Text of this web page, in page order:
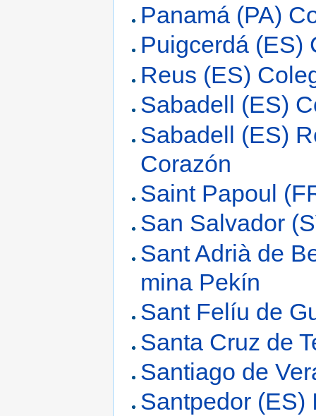
Panamá (PA)
Puigcerdá (ES)
Reus (ES)
Sabadell (ES)
Sabadell (ES)
Corazón
Saint Papoul
San Salvador
Sant Adrià de
mina Pekín
Sant Felíu de
Santa Cruz de
Santiago de
Santpedor (ES)